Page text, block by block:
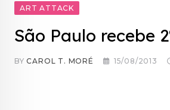
ART ATTACK
São Paulo recebe
BYCAROL T. MORÉ 15/08/2013